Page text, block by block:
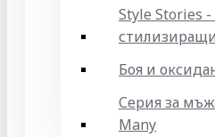
Style Stories
Боя и
Серия за
Many